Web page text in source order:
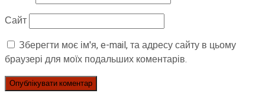
Сайт
Зберегти моє ім'я, e-mail, та адресу сайту в цьому
браузері для моїх подальших коментарів.